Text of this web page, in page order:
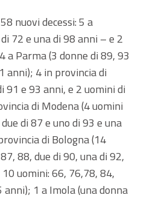
nuovi decessi: 5 a
72 e una di 98 anni – e 2
a Parma (3 donne di 89, 93
anni); 4 in provincia di
91 e 93 anni, e 2 uomini di
di Modena (4 uomini
di 87 e uno di 93 e una
di Bologna (14
88, due di 90, una di 92,
uomini: 66, 76,78, 84,
1 a Imola (una donna